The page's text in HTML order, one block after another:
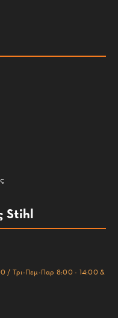
Stihl
/ Τρι-Πεμ-Παρ 8:00 - 14:00 &